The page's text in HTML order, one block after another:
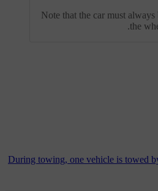
Note that the car must
the
During towing, one vehicle is towed